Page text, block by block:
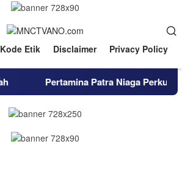
Kode Etik Disclaimer Privacy Policy
Pertamina Patra Niaga Perkuat